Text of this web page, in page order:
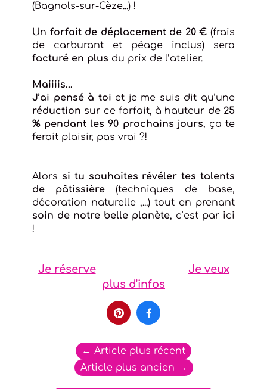
(Bagnols-sur-Cèze...) !
Un forfait de déplacement de 20 € (frais
de carburant et péage inclus) sera
facturé en plus du prix de l’atelier.
Maiiiis...
J’ai pensé à toi et je me suis dit qu’une
réduction sur ce forfait, à hauteur de 25
% pendant les 90 prochains jours, ça te
ferait plaisir, pas vrai ?!
Alors si tu souhaites révéler tes talents
de pâtissière (techniques de base,
décoration naturelle ,...) tout en prenant
soin de notre belle planète, c’est par ici
!
Je réserve
Je veux
plus d'infos
 
← Article plus récent
Article plus ancien →